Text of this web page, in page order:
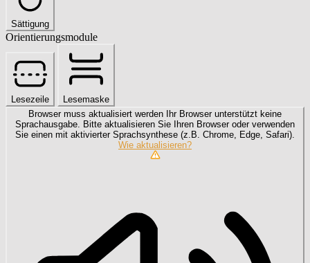
Sättigung
Orientierungsmodule
Lesezeile
Lesemaske
Browser muss aktualisiert werden
Ihr Browser unterstützt keine
Sprachausgabe. Bitte aktualisieren Sie Ihren Browser oder verwenden
Sie einen mit aktivierter Sprachsynthese (z.B. Chrome, Edge, Safari).
Wie aktualisieren?